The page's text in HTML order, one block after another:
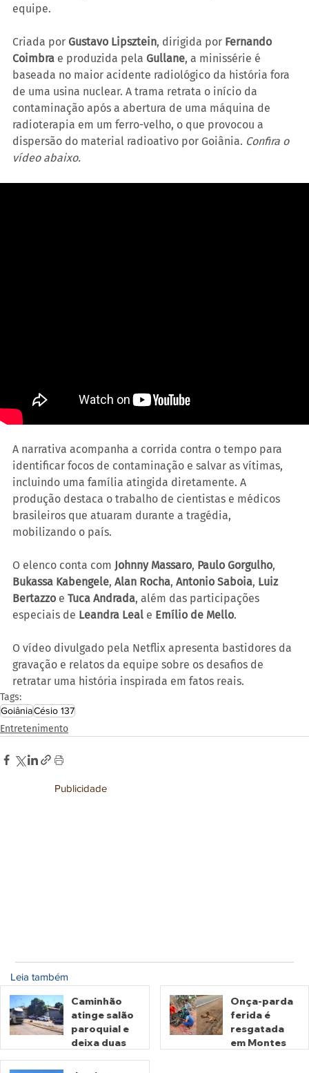
equipe.
Criada por Gustavo Lipsztein, dirigida por Fernando
Coimbra e produzida pela Gullane, a minissérie é
baseada no maior acidente radiológico da história fora
de uma usina nuclear. A trama retrata o início da
contaminação após a abertura de uma máquina de
radioterapia em um ferro-velho, o que provocou a
dispersão do material radioativo por Goiânia. Confira o
vídeo abaixo.
A narrativa acompanha a corrida contra o tempo para
identificar focos de contaminação e salvar as vítimas,
incluindo uma família atingida diretamente. A
produção destaca o trabalho de cientistas e médicos
brasileiros que atuaram durante a tragédia,
mobilizando o país.
O elenco conta com Johnny Massaro, Paulo Gorgulho,
Bukassa Kabengele, Alan Rocha, Antonio Saboia, Luiz
Bertazzo e Tuca Andrada, além das participações
especiais de Leandra Leal e Emílio de Mello.
O vídeo divulgado pela Netflix apresenta bastidores da
gravação e relatos da equipe sobre os desafios de
retratar uma história inspirada em fatos reais.
Tags:
GoiâniaCésio 137
Entretenimento
Publicidade
Leia também
Caminhão
atinge salão
paroquial e
deixa duas
mortas em
Onça-parda
ferida é
resgatada
em Montes